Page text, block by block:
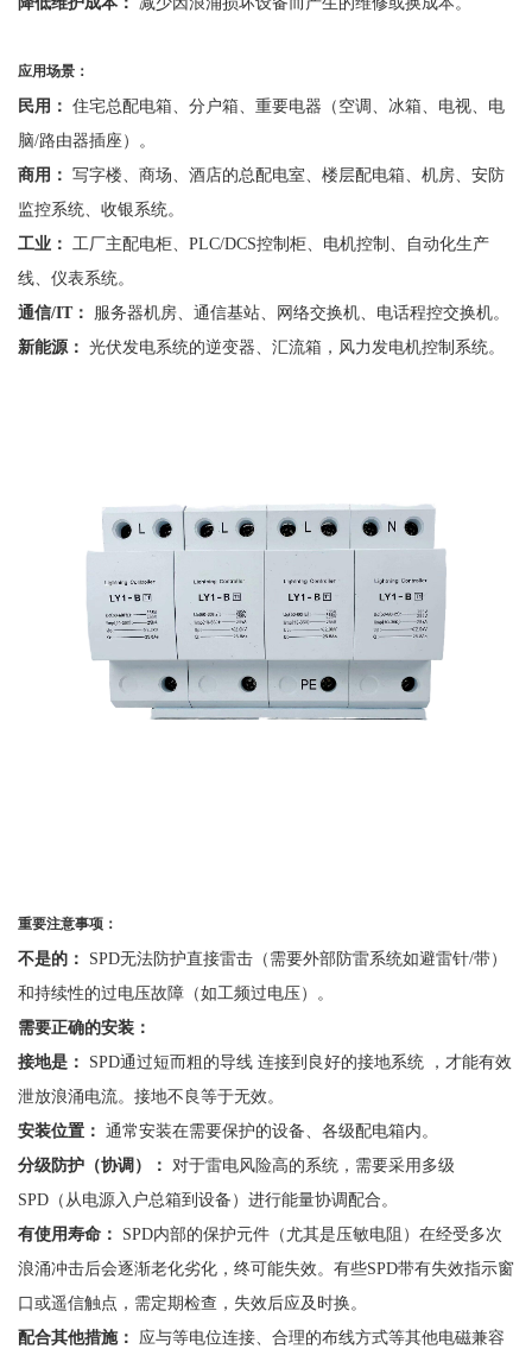
应用场景：
民用： 住宅总配电箱、分户箱、重要电器（空调、冰箱、电视、电
脑/路由器插座）。
商用： 写字楼、商场、酒店的总配电室、楼层配电箱、机房、安防
监控系统、 收银系统。
工业：
工厂主配电柜、 PLC/DCS控制柜、电机控制、自动化生产
线、仪表系统。
通信/IT：
服务器机房、通信基站、网络交换机、电话程控交换机。
新能源： 光伏发电系统的逆变器、汇流箱，风力发电机控制系统。
重要注意事项：
不是的：
SPD无法防护直接雷击（需要外部防雷系统如避雷针/带）
和持续性的过电压故障（如工频过电压）。
需要正确的安装：
接地是：
SPD通过短而粗的导线 连接到良好的接地系统 ，才能有效
泄放浪涌电流。接地不良等于无效。
安装位置： 通常安装在需要保护的设备、各级配电箱内。
分级防护（协调）：
对于雷电风险高的系统，需要采用多级
SPD（从电源入户总箱到设备）进行能量协调配合。
有使用寿命：
SPD内部的保护元件（尤其是压敏电阻）在经受多次
浪涌冲击后会逐渐老化劣化，终可能失效。有些SPD带有失效指示窗
口或遥信触点，需定期检查，失效后应及时换。
配合其他措施：
应与等电位连接、合理的布线方式等其他电磁兼容